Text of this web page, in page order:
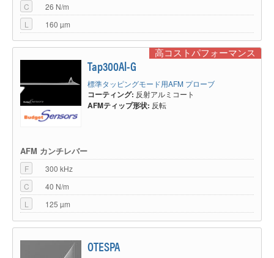
C
26 N/m
L
160 µm
高コストパフォーマンス
Tap300Al-G
標準タッピングモード用AFM プローブ
コーティング: 反射アルミコート
AFMティップ形状: 反転
AFM カンチレバー
F
300 kHz
C
40 N/m
L
125 µm
OTESPA